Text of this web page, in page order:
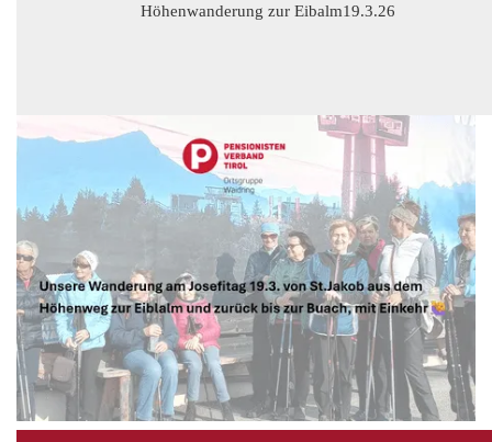
Höhenwanderung zur Eibalm19.3.26